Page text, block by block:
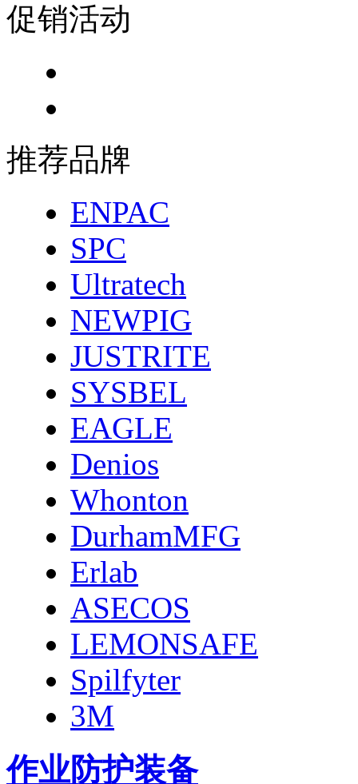
促销活动
推荐品牌
ENPAC
SPC
Ultratech
NEWPIG
JUSTRITE
SYSBEL
EAGLE
Denios
Whonton
DurhamMFG
Erlab
ASECOS
LEMONSAFE
Spilfyter
3M
作业防护装备